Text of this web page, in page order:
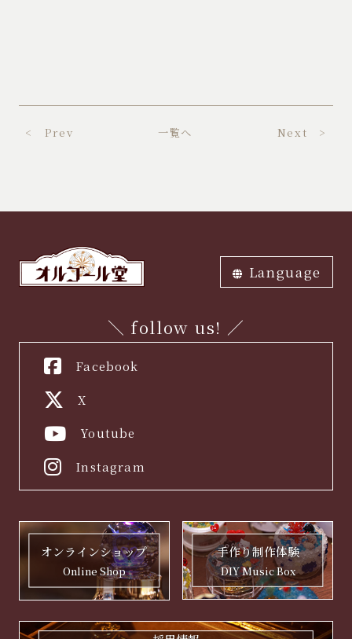
< Prev 一覧へ Next >
Language
＼ follow us! ／
Facebook
X
Youtube
Instagram
オンラインショップ
Online Shop
手作り制作体験
DIY Music Box